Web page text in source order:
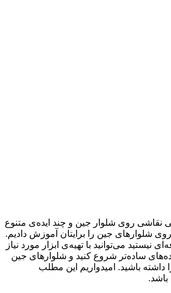
نقاشی روی شلوار جین و چند ایده‌ی متنوع
شلوارهای جین را برایتان آموزش دادیم.
نیستید می‌توانید با تهیه‌ی ابزار مورد نیاز
ساده‌تر شروع کنید و شلوارهای جین
باشید. امیدواریم این مطلب
باشد.